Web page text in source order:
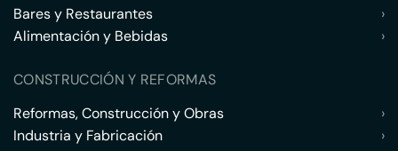
Bares y Restaurantes
›
Alimentación y Bebidas
›
CONSTRUCCIÓN Y REFORMAS
Reformas, Construcción y Obras
›
Industria y Fabricación
›